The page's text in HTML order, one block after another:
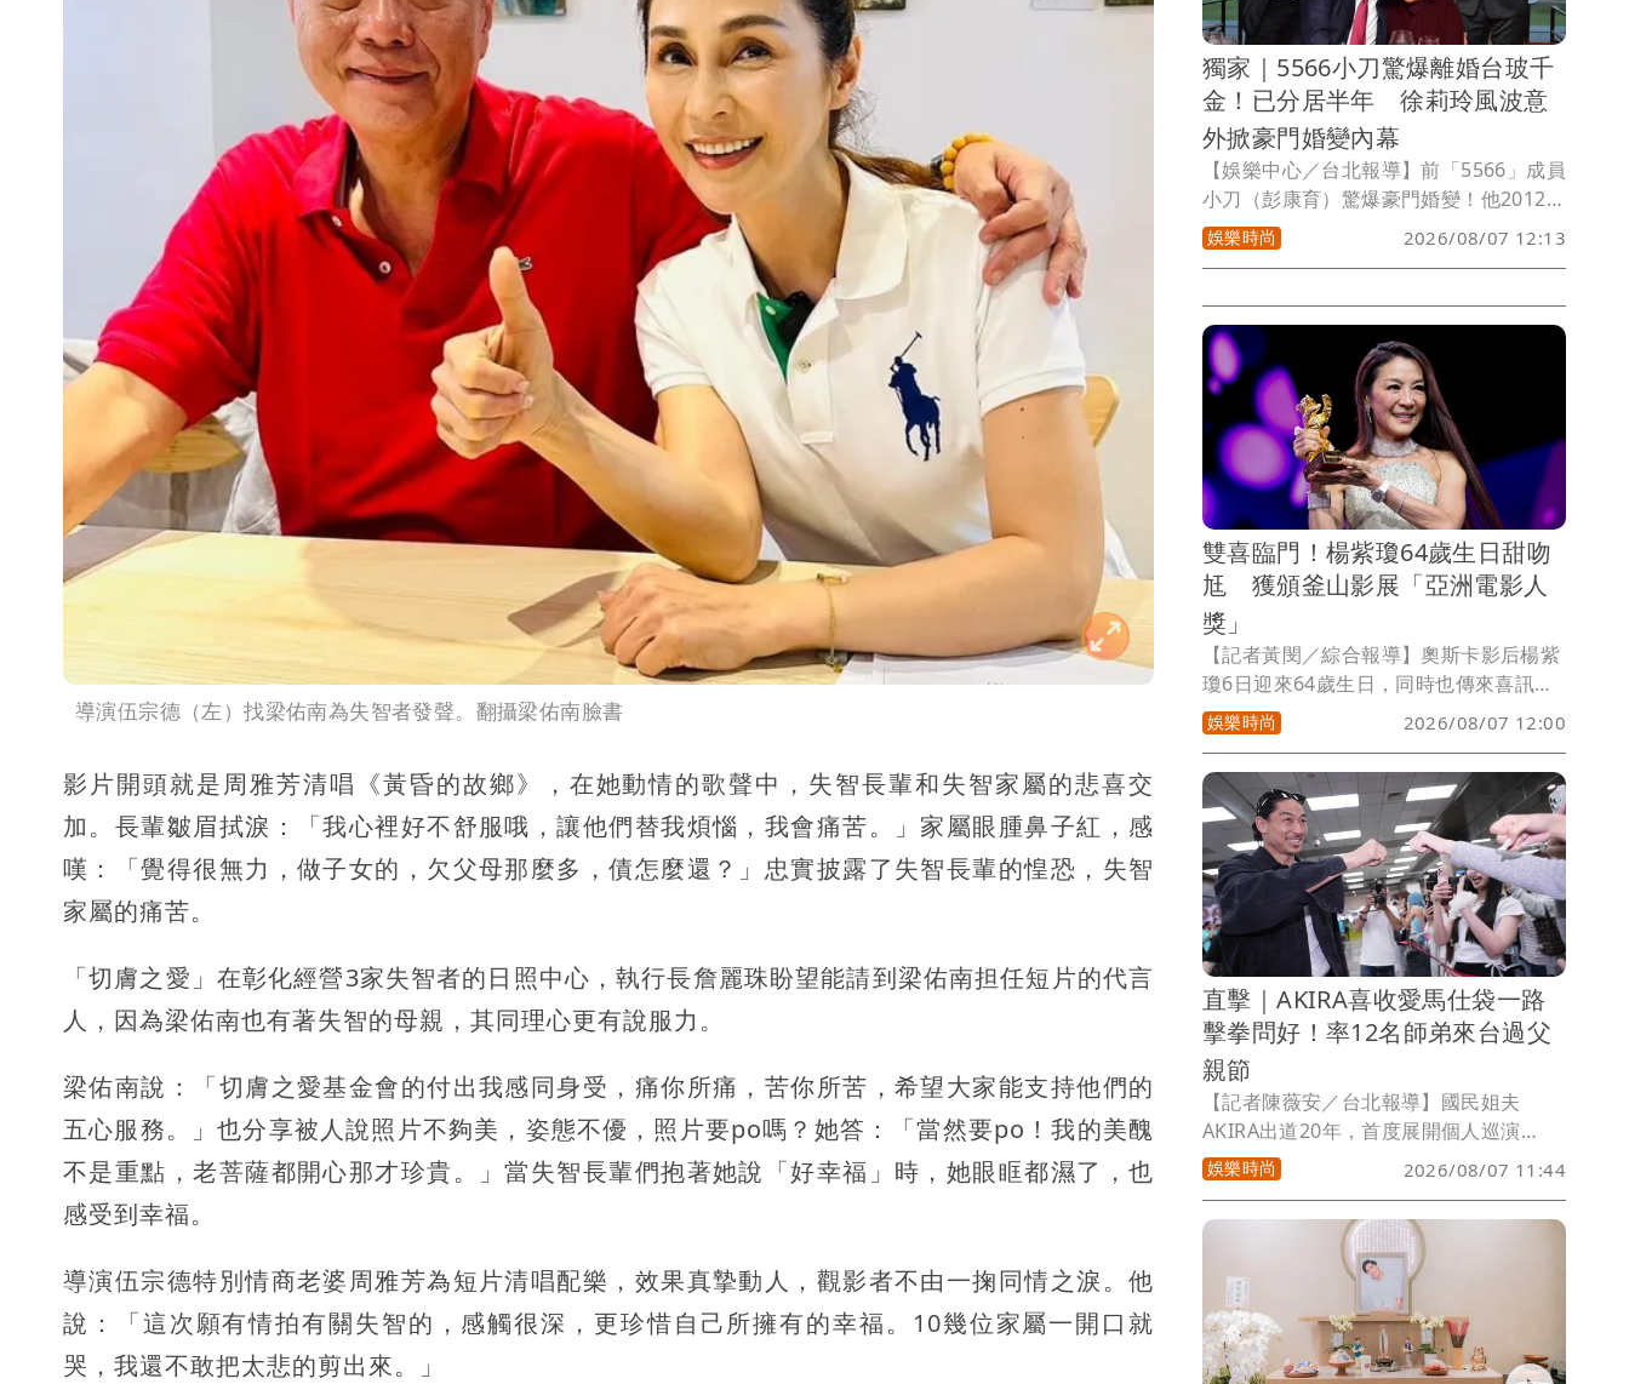
導演伍宗德（左）找梁佑南為失智者發聲。翻攝梁佑南臉書
影片開頭就是周雅芳清唱《黃昏的故鄉》，在她動情的歌聲中，失智長輩和失智家屬的悲喜交
加。長輩皺眉拭淚：「我心裡好不舒服哦，讓他們替我煩惱，我會痛苦。」家屬眼腫鼻子紅，感
嘆：「覺得很無力，做子女的，欠父母那麼多，債怎麼還？」忠實披露了失智長輩的惶恐，失智
家屬的痛苦。
「切膚之愛」在彰化經營3家失智者的日照中心，執行長詹麗珠盼望能請到梁佑南担任短片的代言
人，因為梁佑南也有著失智的母親，其同理心更有說服力。
梁佑南說：「切膚之愛基金會的付出我感同身受，痛你所痛，苦你所苦，希望大家能支持他們的
五心服務。」也分享被人說照片不夠美，姿態不優，照片要po嗎？她答：「當然要po！我的美醜
不是重點，老菩薩都開心那才珍貴。」當失智長輩們抱著她說「好幸福」時，她眼眶都濕了，也
感受到幸福。
導演伍宗德特別情商老婆周雅芳為短片清唱配樂，效果真摯動人，觀影者不由一掬同情之淚。他
說：「這次願有情拍有關失智的，感觸很深，更珍惜自己所擁有的幸福。10幾位家屬一開口就
哭，我還不敢把太悲的剪出來。」
獨家｜5566小刀驚爆離婚台玻千
金！已分居半年 徐莉玲風波意
外掀豪門婚變內幕
【娛樂中心／台北報導】前「5566」成員
小刀（彭康育）驚爆豪門婚變！他2012年
迎娶台玻二千金林文晴（Tina），當年豪
砸逾500萬元舉辦世紀婚宴，羨煞演藝圈
悄悄畫下句點。近日因繼岳母徐莉玲槓上
王菲事件持續延燒，也意外掀出台玻豪門
另一樁祕辛。《壹蘋新聞網》獨家接獲爆
料，小刀與Tina其實早已低調離婚，，兩
名子女目前主要由Tina照顧。至於婚變原
因，一位熟識Tina的朋友透露，疑似因小
刀多年來「沒有特別作為」，最終成了壓
垮這段婚姻的最後一根稻草。
娛樂時尚 2026/08/07 12:13
雙喜臨門！楊紫瓊64歲生日甜吻
尪 獲頒釜山影展「亞洲電影人
獎」
【記者黃閔／綜合報導】奧斯卡影后楊紫
瓊6日迎來64歲生日，同時也傳來喜訊，
釜山國際影展宣布，楊紫瓊獲頒「亞洲電
影人獎」，肯定她在影壇的成就。這也是
她繼2011年以《翁山蘇姬》後，睽違15
年重返釜山影展。
娛樂時尚 2026/08/07 12:00
直擊｜AKIRA喜收愛馬仕袋一路
擊拳問好！率12名師弟來台過父
親節
【記者陳薇安／台北報導】國民姐夫
AKIRA出道20年，首度展開個人巡演
「URBAN SAVAGE」， 8月8、9日在台
北三創園區Clapper Studio登場。他今天
率領擔任嘉賓的「放浪兄弟」（EXILE）
前成員MAKIDAI 、師弟團「DOBERMAN
INFINITY」成員P-CHO及子弟兵「THE
JET BOY BANGERZ」（TJBB）抵達松山
機場，吸引逾200名粉絲到場接機。
娛樂時尚 2026/08/07 11:44